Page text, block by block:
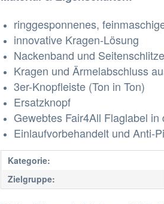
ringgesponnenes,
innovative Kragen-Lösung
Nackenband und
Kragen und Ärmelabschluss
3er-Knopfleiste (Ton in Ton)
Ersatzknopf
Gewebtes Fair4All Flaglabel
Einlaufvorbehandelt und Anti-
Kategorie:
Zielgruppe: